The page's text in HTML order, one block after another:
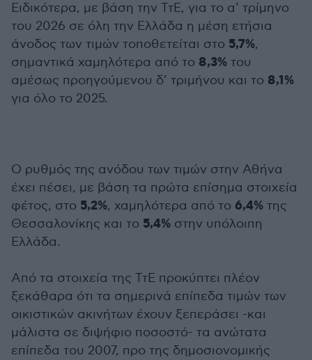
Ειδικότερα, με βάση την ΤτΕ, για το α’ τρίμηνο
του 2026 σε όλη την Ελλάδα η μέση ετήσια
άνοδος των τιμών τοποθετείται στο 5,7%,
σημαντικά χαμηλότερα από το 8,3% του
αμέσως προηγούμενου δ’ τριμήνου και το 8,1%
για όλο το 2025.
Ο ρυθμός της ανόδου των τιμών στην Αθήνα
έχει πέσει, με βάση τα πρώτα επίσημα στοιχεία
φέτος, στο 5,2%, χαμηλότερα από το 6,4% της
Θεσσαλονίκης και το 5,4% στην υπόλοιπη
Ελλάδα.
Από τα στοιχεία της ΤτΕ προκύπτει πλέον
ξεκάθαρα ότι τα σημερινά επίπεδα τιμών των
οικιστικών ακινήτων έχουν ξεπεράσει -και
μάλιστα σε διψήφιο ποσοστό- τα ανώτατα
επίπεδα του 2007, προ της δημοσιονομικής